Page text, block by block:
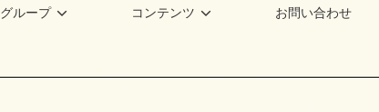
グループ コンテンツ お問い合わせ